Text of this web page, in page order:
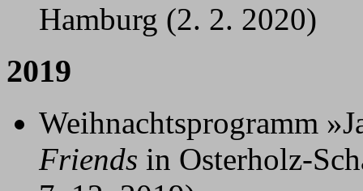
Hamburg (2. 2. 2020)
2019
Weihnachtsprogramm
Friends in Osterholz-